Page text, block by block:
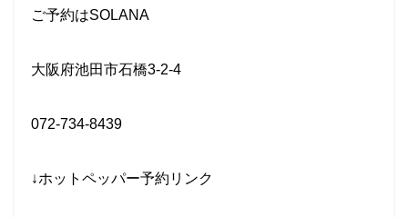
ご予約はSOLANA
大阪府池田市石橋3-2-4
072-734-8439
↓ホットペッパー予約リンク